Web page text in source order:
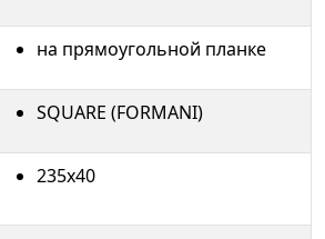
на прямоугольной планке
SQUARE (FORMANI)
235x40